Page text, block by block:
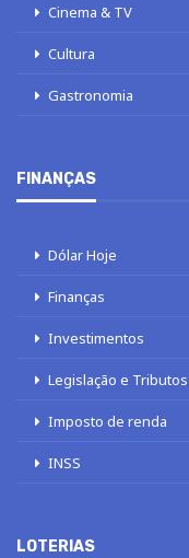
Cinema & TV
Cultura
Gastronomia
FINANÇAS
Dólar Hoje
Finanças
Investimentos
Legislação e Tributos
Imposto de renda
INSS
LOTERIAS